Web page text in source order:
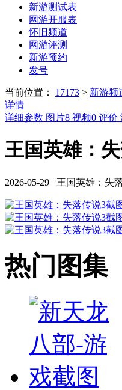
新游测试表
网游开服表
怀旧频道
网游评测
新游预约
发号
当前位置： 17173 > 新游频
详情
详细参数 图片8 视频0 评价
王国英雄：
2026-05-29 王国英雄：失
热门图集